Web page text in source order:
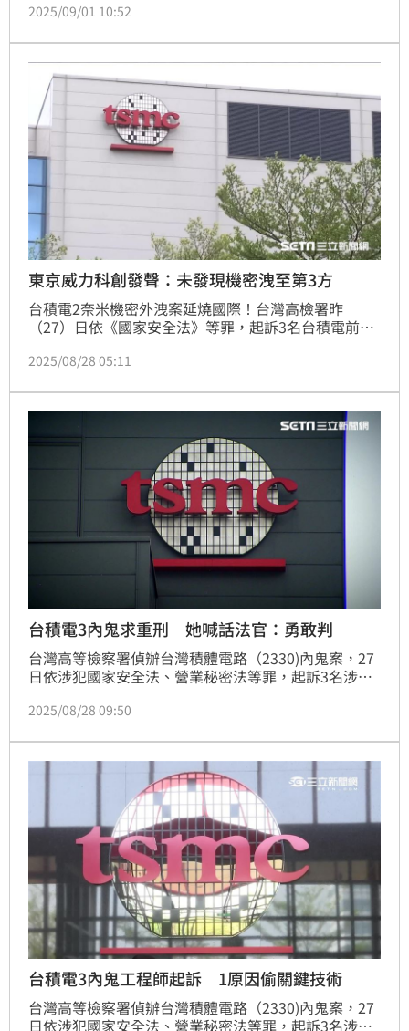
使用而竊取營業秘密罪起訴。這起矚目案件今天（1
保，法院將開庭決定。
2025/09/01 10:52
東京威力科創發聲：未發現機密洩至第3方
台積電2奈米機密外洩案延燒國際！台灣高檢署昨
（27）日依《國家安全法》等罪，起訴3名台積電前工
科創（TEL）今（28）日首度正式對此事公開回應，強
2025/08/28 05:11
台積電3內鬼求重刑 她喊話法官：勇敢判
台灣高等檢察署偵辦台灣積體電路（2330)內鬼案，27
日依涉犯國家安全法、營業秘密法等罪，起訴3名涉嫌
駿、弋一平，分別求刑14年、9年、7年。對此，「財
勇敢判」。
2025/08/28 09:50
台積電3內鬼工程師起訴 1原因偷關鍵技術
台灣高等檢察署偵辦台灣積體電路（2330)內鬼案，27
日依涉犯國家安全法、營業秘密法等罪，起訴3名涉嫌